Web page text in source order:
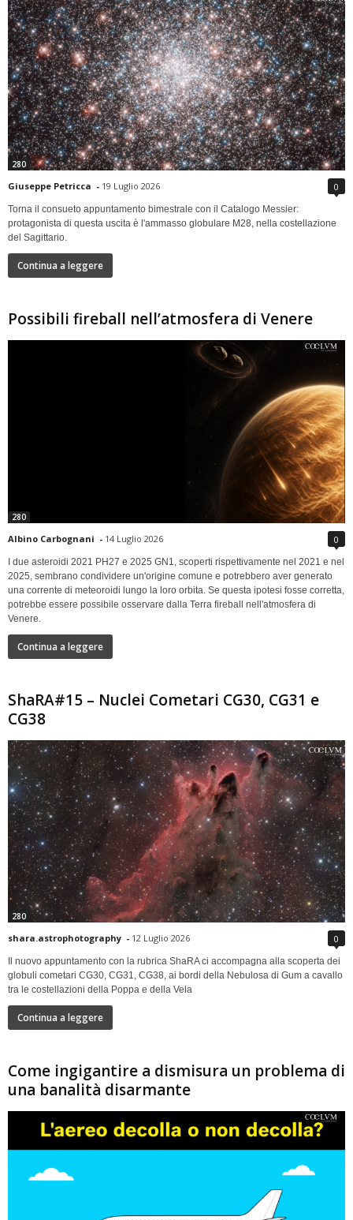
280
Giuseppe Petricca - 19 Luglio 2026 0
Torna il consueto appuntamento bimestrale con il Catalogo Messier:
protagonista di questa uscita è l'ammasso globulare M28, nella costellazione
del Sagittario.
Continua a leggere
Possibili fireball nell’atmosfera di Venere
280
Albino Carbognani - 14 Luglio 2026 0
I due asteroidi 2021 PH27 e 2025 GN1, scoperti rispettivamente nel 2021 e nel
2025, sembrano condividere un'origine comune e potrebbero aver generato
una corrente di meteoroidi lungo la loro orbita. Se questa ipotesi fosse corretta,
potrebbe essere possibile osservare dalla Terra fireball nell'atmosfera di
Venere.
Continua a leggere
ShaRA#15 – Nuclei Cometari CG30, CG31 e
CG38
280
shara.astrophotography - 12 Luglio 2026 0
Il nuovo appuntamento con la rubrica ShaRA ci accompagna alla scoperta dei
globuli cometari CG30, CG31, CG38, ai bordi della Nebulosa di Gum a cavallo
tra le costellazioni della Poppa e della Vela
Continua a leggere
Come ingigantire a dismisura un problema di
una banalità disarmante